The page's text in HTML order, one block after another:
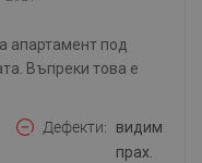
апартамент под
Въпреки това е
Дефекти
видим
прах.